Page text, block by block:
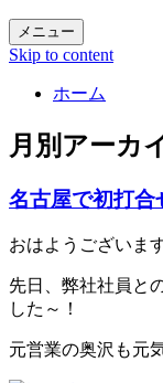
メニュー
Skip to content
ホーム
月別アーカ
名古屋で初打合
おはようございま
先日、弊社社員と
した～！
元営業の奥沢も元